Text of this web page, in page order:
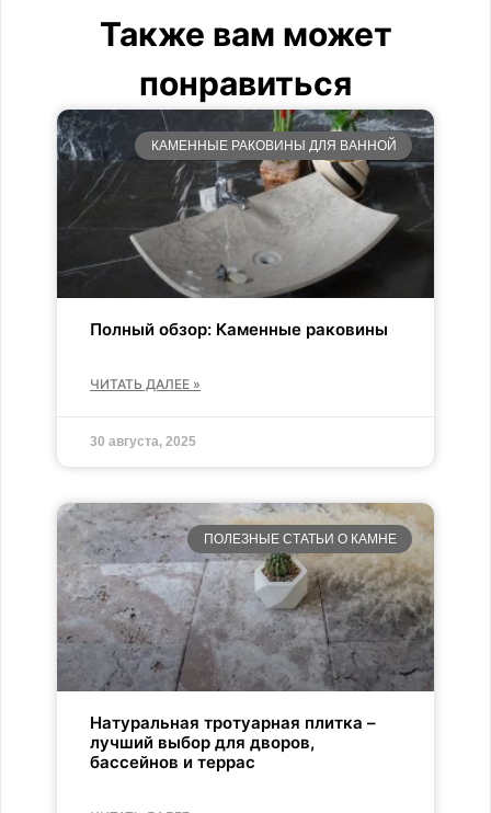
Также вам может
понравиться
КАМЕННЫЕ РАКОВИНЫ ДЛЯ ВАННОЙ
Полный обзор: Каменные раковины
ЧИТАТЬ ДАЛЕЕ »
30 августа, 2025
ПОЛЕЗНЫЕ СТАТЬИ О КАМНЕ
Натуральная тротуарная плитка –
лучший выбор для дворов,
бассейнов и террас